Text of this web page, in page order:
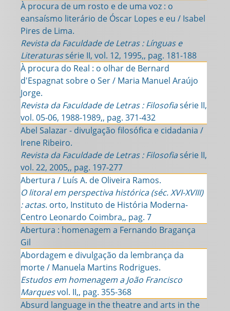
À procura de um rosto e de uma voz : o
eansaísmo literário de Óscar Lopes e eu / Isabel
Pires de Lima.
Revista da Faculdade de Letras : Línguas e
Literaturassérie II, vol. 12, 1995,, pag. 181-188
À procura do Real : o olhar de Bernard
d'Espagnat sobre o Ser / Maria Manuel Araújo
Jorge.
Revista da Faculdade de Letras : Filosofiasérie II,
vol. 05-06, 1988-1989,, pag. 371-432
Abel Salazar - divulgação filosófica e cidadania /
Irene Ribeiro.
Revista da Faculdade de Letras : Filosofiasérie II,
vol. 22, 2005,, pag. 197-277
Abertura / Luís A. de Oliveira Ramos.
O litoral em perspectiva histórica (séc. XVI-XVIII)
: actas. orto, Instituto de História Moderna-
Centro Leonardo Coimbra,, pag. 7
Abertura : homenagem a Fernando Bragança
Gil
Abordagem e divulgação da lembrança da
morte / Manuela Martins Rodrigues.
Estudos em homenagem a João Francisco
Marquesvol. II,, pag. 355-368
Absurd language in the theatre and arts in the